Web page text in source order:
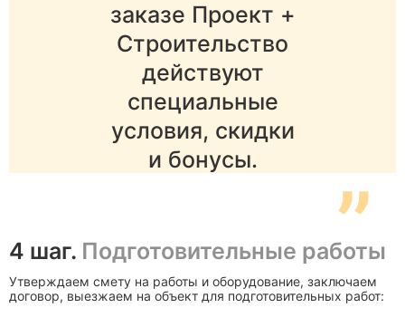
заказе Проект +
Строительство
действуют
специальные
условия, скидки
и бонусы.
”
4 шаг. Подготовительные работы
Утверждаем смету на работы и оборудование, заключаем
договор, выезжаем на объект для подготовительных работ: